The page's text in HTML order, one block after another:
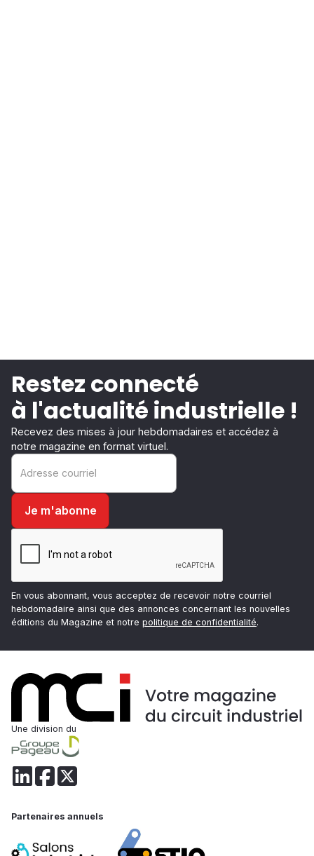
Restez connecté
à l'actualité industrielle !
Recevez des mises à jour hebdomadaires et accédez à
notre magazine en format virtuel.
En vous abonnant, vous acceptez de recevoir notre courriel
hebdomadaire ainsi que des annonces concernant les nouvelles
éditions du Magazine et notre politique de confidentialité.
Une division du
Partenaires annuels